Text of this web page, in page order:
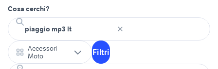
Cosa cerchi?
Accessori
Moto
Filtri